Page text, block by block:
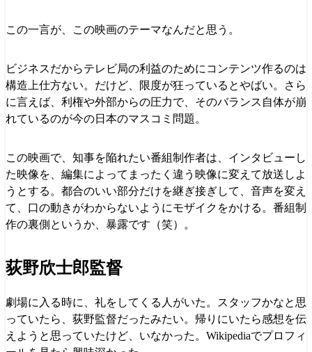
この一言が、この映画のテーマなんだと思う。
ビジネスだからテレビ局の利益のためにコンテンツ作るのは
構造上仕方ない。だけど、限度が狂っているとやばい。さら
に言えば、利権や外部からの圧力で、そのバランス自体が崩
れているのが今の日本のマスコミ問題。
この映画で、知事を陥れたい番組制作者は、インタビューし
た映像を、編集によってまったく違う映像に変えて放送しよ
うとする。都合のいい部分だけを継ぎ接ぎして、音声を変え
て、口の動きがわからないようにモザイクをかける。番組制
作の裏側というか、暴露です（笑）。
荻野欣士郎監督
劇場に入る時に、礼をしてくる人がいた。スタッフかなと思
っていたら、荻野監督だったみたい。帰りにいたら感想を伝
えようと思っていたけど、いなかった。Wikipediaでプロフィ